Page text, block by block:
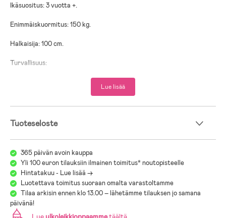
Ikäsuositus: 3 vuotta +.
Enimmäiskuormitus: 150 kg.
Halkaisija: 100 cm.
Turvallisuus:
Lue lisää
Tuoteseloste
365 päivän avoin kauppa
Yli 100 euron tilauksiin ilmainen toimitus* noutopisteelle
Hintatakuu - Lue lisää ->
Luotettava toimitus suoraan omalta varastoltamme
Tilaa arkisin ennen klo 13.00 – lähetämme tilauksen jo samana
päivänä!